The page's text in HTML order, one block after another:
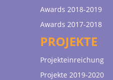
Awards 2018-2019
Awards 2017-2018
PROJEKTE
Projekteinreichung
Projekte 2019-2020